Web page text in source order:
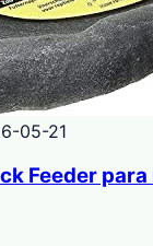
05-21
Feeder